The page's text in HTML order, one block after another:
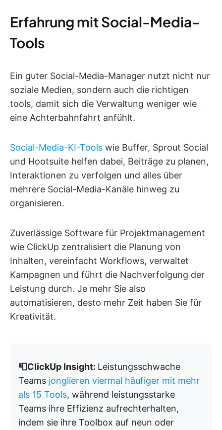
Erfahrung mit Social-Media-
Tools
Ein guter Social-Media-Manager nutzt nicht nur
soziale Medien, sondern auch die richtigen
tools, damit sich die Verwaltung weniger wie
eine Achterbahnfahrt anfühlt.
Social-Media-KI-Tools wie Buffer, Sprout Social
und Hootsuite helfen dabei, Beiträge zu planen,
Interaktionen zu verfolgen und alles über
mehrere Social-Media-Kanäle hinweg zu
organisieren.
Zuverlässige Software für Projektmanagement
wie ClickUp zentralisiert die Planung von
Inhalten, vereinfacht Workflows, verwaltet
Kampagnen und führt die Nachverfolgung der
Leistung durch. Je mehr Sie also
automatisieren, desto mehr Zeit haben Sie für
Kreativität.
📮ClickUp Insight: Leistungsschwache
Teams jonglieren viermal häufiger mit mehr
als 15 Tools, während leistungsstarke
Teams ihre Effizienz aufrechterhalten,
indem sie ihre Toolbox auf neun oder